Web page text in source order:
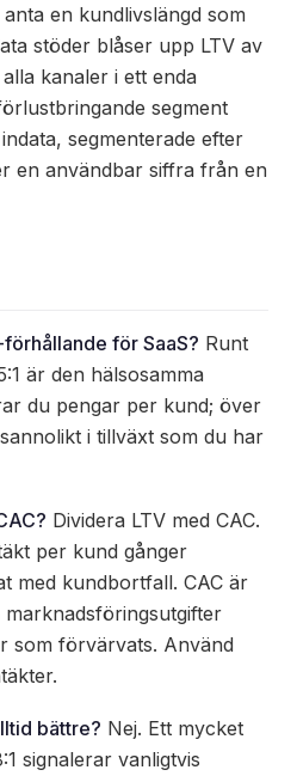
en kundlivslängd som
stöder blåser upp LTV av
kanaler i ett enda
segment
segmenterade efter
en användbar siffra från en
för SaaS? Runt
är den hälsosamma
du pengar per kund; över
i tillväxt som du har
Dividera LTV med CAC.
per kund gånger
med kundbortfall. CAC är
som förvärvats. Använd
bättre? Nej. Ett mycket
signalerar vanligtvis